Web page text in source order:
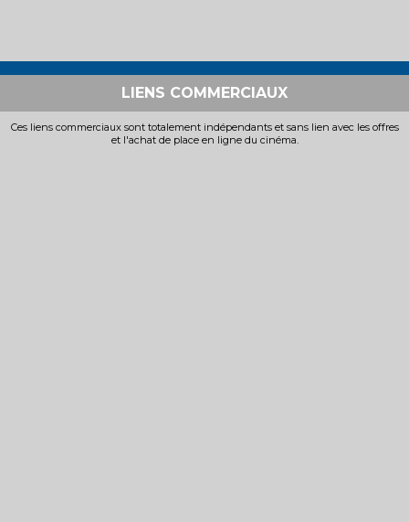
LIENS COMMERCIAUX
Ces liens commerciaux sont totalement indépendants et sans lien avec les offres
et l'achat de place en ligne du cinéma.